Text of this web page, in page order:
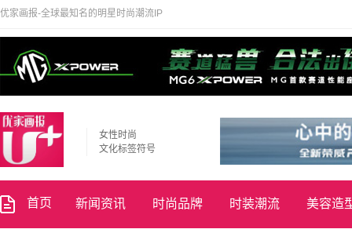
优家画报-全球最知名的明星时尚潮流IP
女性时尚
文化标签符号
首页 新闻资讯 时尚品牌 时装潮流 美容造